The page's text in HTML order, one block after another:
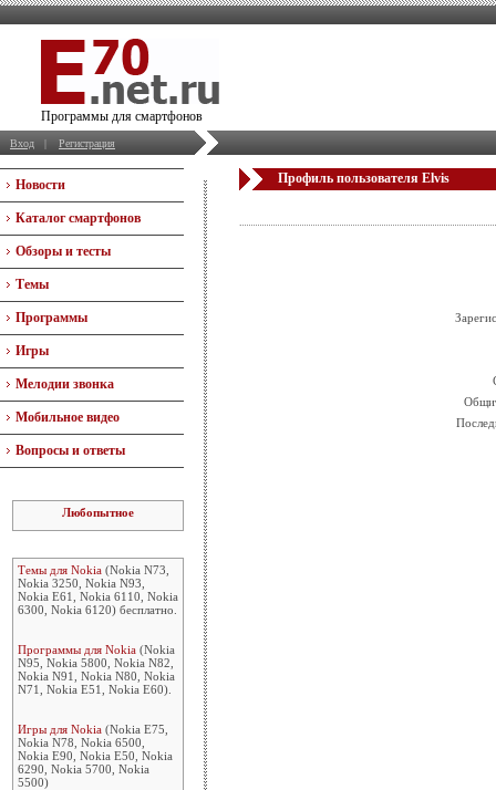
Программы для смартфонов
Вход | Регистрация
Новости
Каталог смартфонов
Обзоры и тесты
Темы
Программы
Игры
Мелодии звонка
Мобильное видео
Вопросы и ответы
Любопытное
Темы для Nokia (Nokia N73,
Nokia 3250, Nokia N93,
Nokia E61, Nokia 6110, Nokia
6300, Nokia 6120) бесплатно.
Программы для Nokia (Nokia
N95, Nokia 5800, Nokia N82,
Nokia N91, Nokia N80, Nokia
N71, Nokia E51, Nokia E60).
Игры для Nokia (Nokia E75,
Nokia N78, Nokia 6500,
Nokia E90, Nokia E50, Nokia
6290, Nokia 5700, Nokia
5500)
Профиль пользователя Elvis